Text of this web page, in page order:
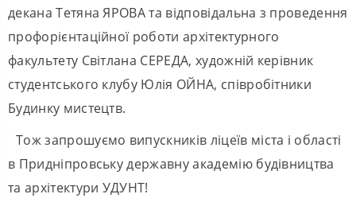
декана Тетяна ЯРОВА та відповідальна з проведення
профорієнтаційної роботи архітектурного
факультету Світлана СЕРЕДА, художній керівник
студентського клубу Юлія ОЙНА, співробітники
Будинку мистецтв.
Тож запрошуємо випускників ліцеїв міста і області
в Придніпровську державну академію будівництва
та архітектури УДУНТ!